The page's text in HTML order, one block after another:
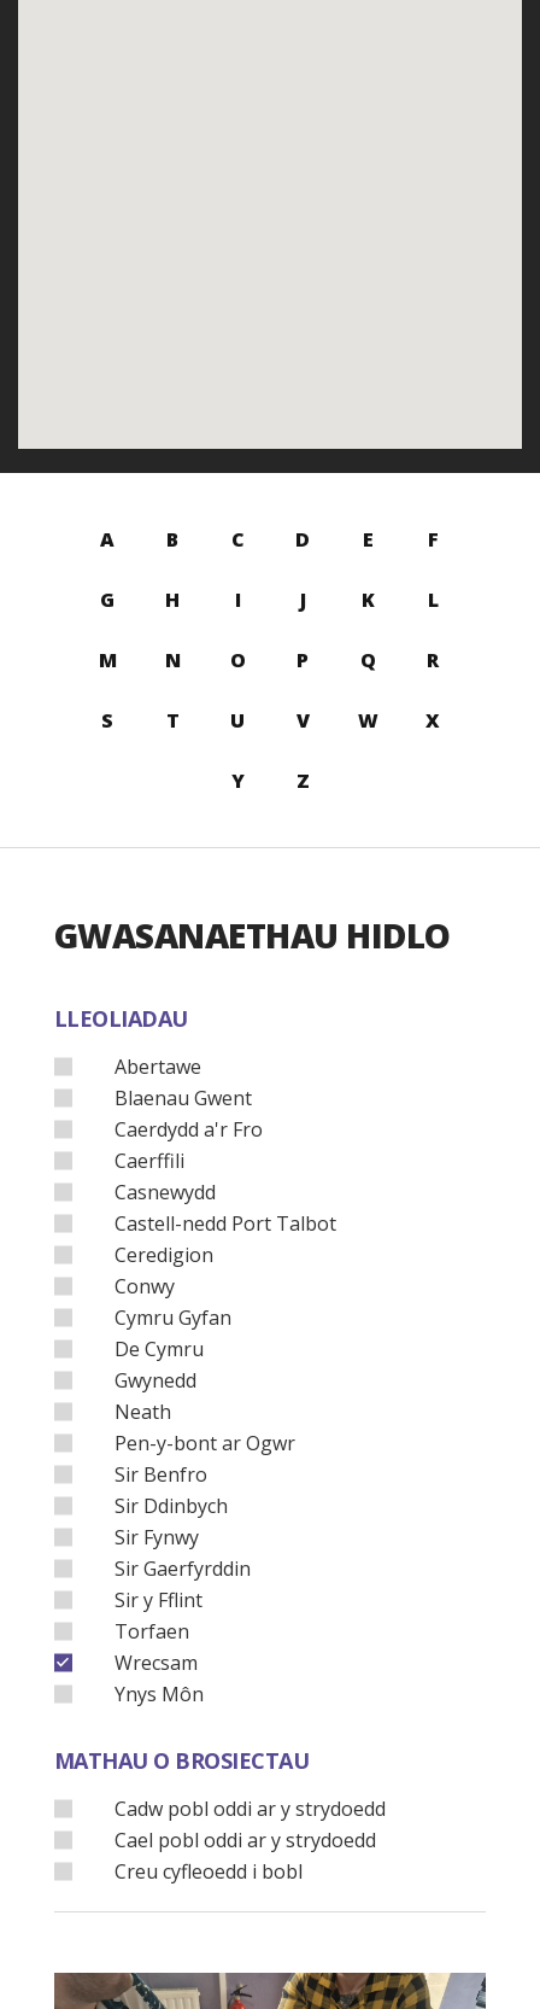
A B C D E F
G H I J K L
M N O P Q R
S T U V W X
Y Z
GWASANAETHAU HIDLO
LLEOLIADAU
Abertawe
Blaenau Gwent
Caerdydd a'r Fro
Caerffili
Casnewydd
Castell-nedd Port Talbot
Ceredigion
Conwy
Cymru Gyfan
De Cymru
Gwynedd
Neath
Pen-y-bont ar Ogwr
Sir Benfro
Sir Ddinbych
Sir Fynwy
Sir Gaerfyrddin
Sir y Fflint
Torfaen
Wrecsam
Ynys Môn
MATHAU O BROSIECTAU
Cadw pobl oddi ar y strydoedd
Cael pobl oddi ar y strydoedd
Creu cyfleoedd i bobl